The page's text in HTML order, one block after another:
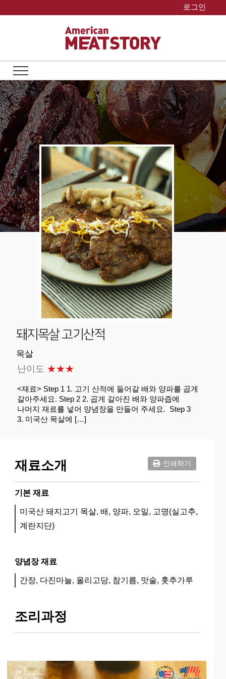
로그인
돼지목살 고기산적
목살
난이도 ★★★
<재료> Step 1 1. 고기 산적에 들어갈 배와 양파를 곱게
갈아주세요. Step 2 2. 곱게 갈아진 배와 양파즙에
나머지 재료를 넣어 양념장을 만들어 주세요. Step 3
3. 미국산 목살에 […]
재료소개 인쇄하기
기본 재료
미국산 돼지고기 목살, 배, 양파, 오일, 고명(실고추,
계란지단)
양념장 재료
간장, 다진마늘, 올리고당, 참기름, 맛술, 훗추가루
조리과정